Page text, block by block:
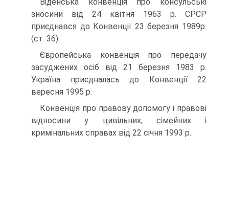
зносини від 24 квітня 1963 p. СРСР
приєднався до Конвенції 23 березня 1989р.
(ст. 36).
Європейська конвенція про передачу
засуджених осіб від 21 березня 1983 p.
Україна приєдналась до Конвенції 22
вересня 1995 p.
Конвенція про правову допомогу і правові
відносини у цивільних, сімейних і
кримінальних справах від 22 січня 1993 р.